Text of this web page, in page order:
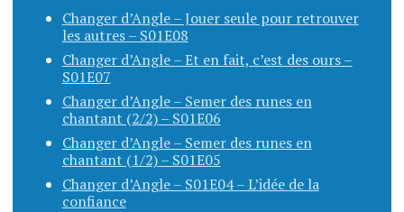
Changer d’Angle – Jouer seule pour retrouver
les autres – S01E08
Changer d’Angle – Et en fait, c’est des ours –
S01E07
Changer d’Angle – Semer des runes en
chantant (2/2) – S01E06
Changer d’Angle – Semer des runes en
chantant (1/2) – S01E05
Changer d’Angle – S01E04 – L’idée de la
confiance